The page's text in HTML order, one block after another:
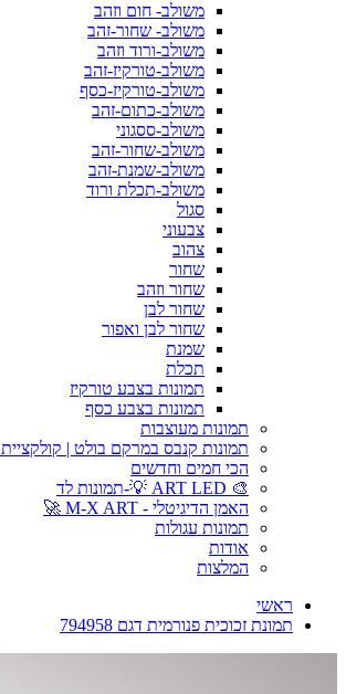
משולב- חום וזהב
משולב- שחור-זהב
משולב-ורוד וזהב
משולב-טורקיז-זהב
משולב-טורקיז-כסף
משולב-כתום-זהב
משולב-ססגוני
משולב-שחור-זהב
משולב-שמנת-זהב
משולב-תכלת ורוד
סגול
צבעוני
צהוב
שחור
שחור וזהב
שחור לבן
שחור לבן ואפור
שמנת
תכלת
תמונות בצבע טורקיז
תמונות בצבע כסף
תמונות מעוצבות
תמונות קנבס במרקם בולט | קולקציית Art Touch
הכי חמים וחדשים
🎨 ART LED 💡-תמונות לד
האמן הדיגיטלי - M-X ART 🚀
תמונות עגולות
אודות
המלצות
ראשי
תמונת זכוכית פנורמית דגם 794958